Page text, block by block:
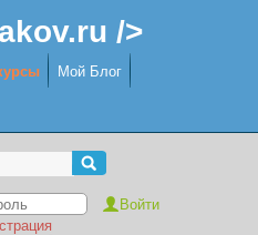
/>
Мой Блог